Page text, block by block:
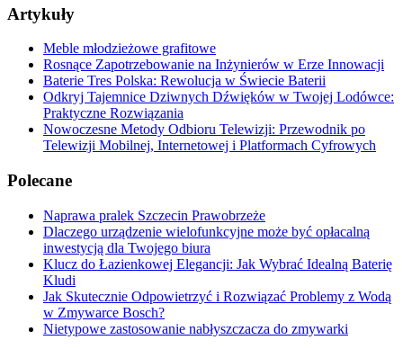
Artykuły
Meble młodzieżowe grafitowe
Rosnące Zapotrzebowanie na Inżynierów w Erze Innowacji
Baterie Tres Polska: Rewolucja w Świecie Baterii
Odkryj Tajemnice Dziwnych Dźwięków w Twojej Lodówce:
Praktyczne Rozwiązania
Nowoczesne Metody Odbioru Telewizji: Przewodnik po
Telewizji Mobilnej, Internetowej i Platformach Cyfrowych
Polecane
Naprawa pralek Szczecin Prawobrzeże
Dlaczego urządzenie wielofunkcyjne może być opłacalną
inwestycją dla Twojego biura
Klucz do Łazienkowej Elegancji: Jak Wybrać Idealną Baterię
Kludi
Jak Skutecznie Odpowietrzyć i Rozwiązać Problemy z Wodą
w Zmywarce Bosch?
Nietypowe zastosowanie nabłyszczacza do zmywarki